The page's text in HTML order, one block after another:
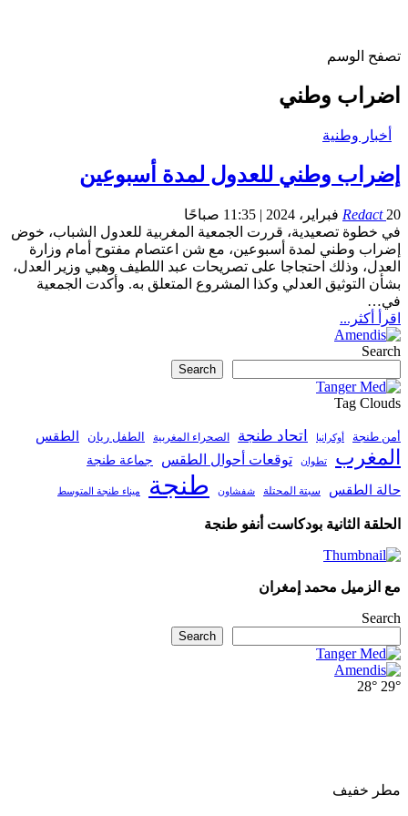
تصفح الوسم
اضراب وطني
أخبار وطنية
إضراب وطني للعدول لمدة أسبوعين
Redact 20 فبراير، 2024 | 11:35 صباحًا
في خطوة تصعيدية، قررت الجمعية المغربية للعدول الشباب، خوض
إضراب وطني لمدة أسبوعين، مع شن اعتصام مفتوح أمام وزارة
العدل، وذلك احتجاجا على تصريحات عبد اللطيف وهبي وزير العدل،
بشأن التوثيق العدلي وكذا المشروع المتعلق به. وأكدت الجمعية
في…
اقرأ أكثر...
Search
Search
Tag Clouds
أمن طنجة أوكرانيا اتحاد طنجة الصحراء المغربية الطفل ريان الطقس
المغرب تطوان توقعات أحوال الطقس جماعة طنجة
حالة الطقس سبتة المحتلة شفشاون طنجة ميناء طنجة المتوسط
الحلقة الثانية بودكاست أنفو طنجة
مع الزميل محمد إمغران
Search
Search
29°
28°
مطر خفيف